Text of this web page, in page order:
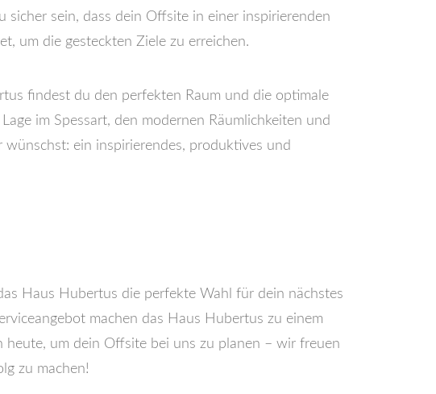
sicher sein, dass dein Offsite in einer inspirierenden
um die gesteckten Ziele zu erreichen.
findest du den perfekten Raum und die optimale
im Spessart, den modernen Räumlichkeiten und
ein inspirierendes, produktives und
Haus Hubertus die perfekte Wahl für dein nächstes
machen das Haus Hubertus zu einem
um dein Offsite bei uns zu planen – wir freuen
zu machen!